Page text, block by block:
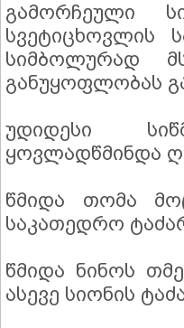
გამორჩეული
სვეტიცხოვლის
სიმბოლურად
განუყოფლობას
უდიდესი
ყოვლადწმინდა
წმიდა თომა
საკათედრო
წმიდა ნინოს
ასევე სიონის